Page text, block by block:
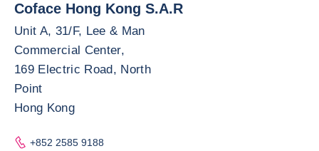
Coface Hong Kong S.A.R
Unit A, 31/F, Lee & Man
Commercial Center,
169 Electric Road, North
Point
Hong Kong
+852 2585 9188